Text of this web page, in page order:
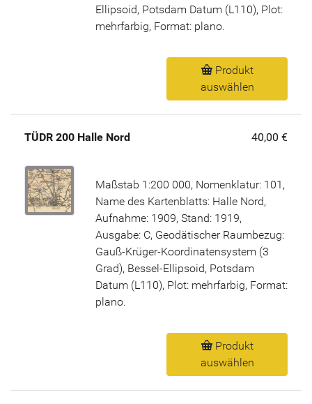
Ellipsoid, Potsdam Datum (L110), Plot:
mehrfarbig, Format: plano.
Produkt
auswählen
TÜDR 200 Halle Nord 40,00 €
Maßstab 1:200 000, Nomenklatur: 101,
Name des Kartenblatts: Halle Nord,
Aufnahme: 1909, Stand: 1919,
Ausgabe: C, Geodätischer Raumbezug:
Gauß-Krüger-Koordinatensystem (3
Grad), Bessel-Ellipsoid, Potsdam
Datum (L110), Plot: mehrfarbig, Format:
plano.
Produkt
auswählen